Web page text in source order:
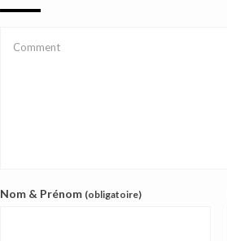
Nom & Prénom (obligatoire)